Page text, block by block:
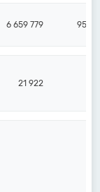
6 659 779 95
21 922